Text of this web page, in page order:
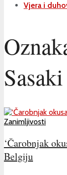
Vjera i
Sasaki
Zanimljivosti
‘Čarobnjak
Belgiju